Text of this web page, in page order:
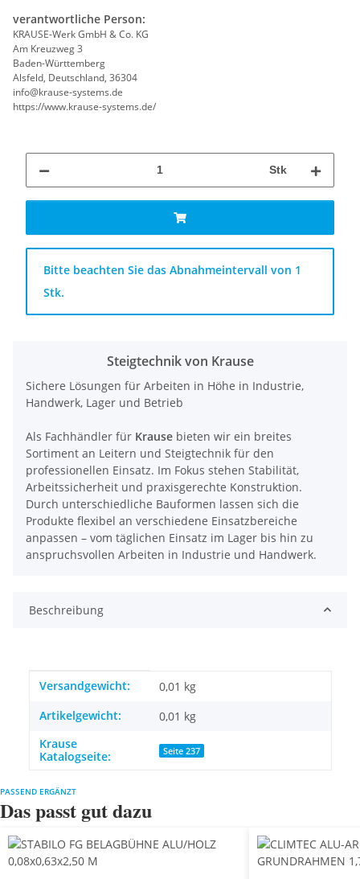
verantwortliche Person:
KRAUSE-Werk GmbH & Co. KG
Am Kreuzweg 3
Baden-Württemberg
Alsfeld, Deutschland, 36304
info@krause-systems.de
https://www.krause-systems.de/
Stk
x
Bitte beachten Sie das Abnahmeintervall von 1
Stk.
Steigtechnik von Krause
Sichere Lösungen für Arbeiten in Höhe in Industrie,
Handwerk, Lager und Betrieb
Als Fachhändler für Krause bieten wir ein breites
Sortiment an Leitern und Steigtechnik für den
professionellen Einsatz. Im Fokus stehen Stabilität,
Arbeitssicherheit und praxisgerechte Konstruktion.
Durch unterschiedliche Bauformen lassen sich die
Produkte flexibel an verschiedene Einsatzbereiche
anpassen – vom täglichen Einsatz im Lager bis hin zu
anspruchsvollen Arbeiten in Industrie und Handwerk.
Beschreibung
Produkteigenschaft
Wert
Versandgewicht:
0,01 kg
Artikelgewicht:
0,01 kg
Krause
Katalogseite:
Seite 237
PASSEND ERGÄNZT
Das passt gut dazu